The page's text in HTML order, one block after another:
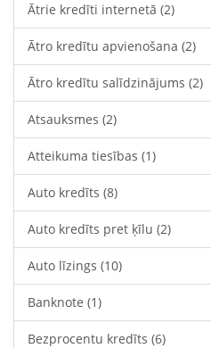
Ātrie kredīti internetā (2)
Ātro kredītu apvienošana (2)
Ātro kredītu salīdzinājums (2)
Atsauksmes (2)
Atteikuma tiesības (1)
Auto kredīts (8)
Auto kredīts pret ķīlu (2)
Auto līzings (10)
Banknote (1)
Bezprocentu kredīts (6)